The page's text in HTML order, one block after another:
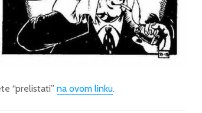
“prelistati” na ovom linku.